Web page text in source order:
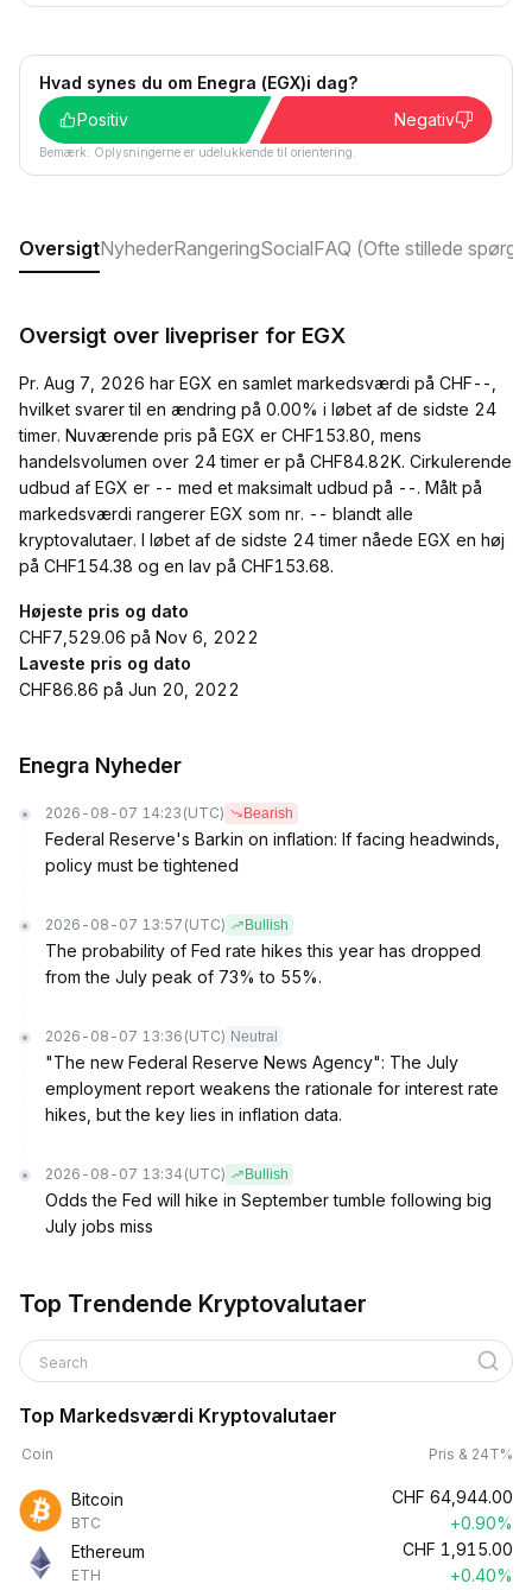
Hvad synes du om Enegra (EGX)i dag?
Positiv
Negativ
Bemærk: Oplysningerne er udelukkende til orientering.
OversigtNyhederRangeringSocialFAQ (Ofte stillede
Oversigt over livepriser for EGX
Pr. Aug 7, 2026 har EGX en samlet markedsværdi på CHF--,
hvilket svarer til en ændring på 0.00% i løbet af de sidste 24
timer. Nuværende pris på EGX er CHF153.80, mens
handelsvolumen over 24 timer er på CHF84.82K. Cirkulerende
udbud af EGX er -- med et maksimalt udbud på --. Målt på
markedsværdi rangerer EGX som nr. -- blandt alle
kryptovalutaer. I løbet af de sidste 24 timer nåede EGX en høj
på CHF154.38 og en lav på CHF153.68.
Højeste pris og dato
CHF7,529.06 på Nov 6, 2022
Laveste pris og dato
CHF86.86 på Jun 20, 2022
Enegra Nyheder
2026-08-07 14:23 (UTC) Bearish
Federal Reserve's Barkin on inflation: If facing headwinds,
policy must be tightened
2026-08-07 13:57 (UTC) Bullish
The probability of Fed rate hikes this year has dropped
from the July peak of 73% to 55%.
2026-08-07 13:36 (UTC) Neutral
"The new Federal Reserve News Agency": The July
employment report weakens the rationale for interest rate
hikes, but the key lies in inflation data.
2026-08-07 13:34 (UTC) Bullish
Odds the Fed will hike in September tumble following big
July jobs miss
Top Trendende Kryptovalutaer
Search
Top Markedsværdi Kryptovalutaer
Coin Pris & 24T%
Bitcoin
BTC
CHF 64,944.00
+0.90%
Ethereum
ETH
CHF 1,915.00
+0.40%